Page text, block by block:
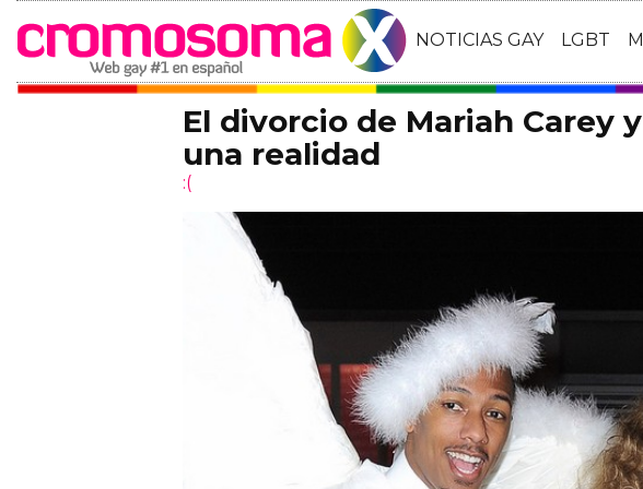
NOTICIAS GAY LGBT
El divorcio de Mariah Carey
una realidad
:(